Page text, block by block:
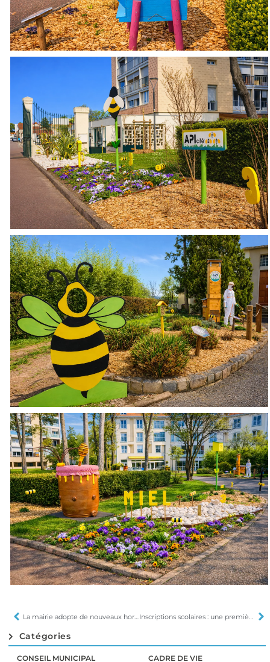
La mairie adopte de nouveaux horaires Inscriptions scolaires : une première étape vers l’école
Catégories
CONSEIL MUNICIPAL CADRE DE VIE